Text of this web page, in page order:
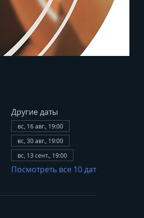
Другие даты
вс, 16 авг., 19:00
вс, 30 авг., 19:00
вс, 13 сент., 19:00
Посмотреть все 10 дат